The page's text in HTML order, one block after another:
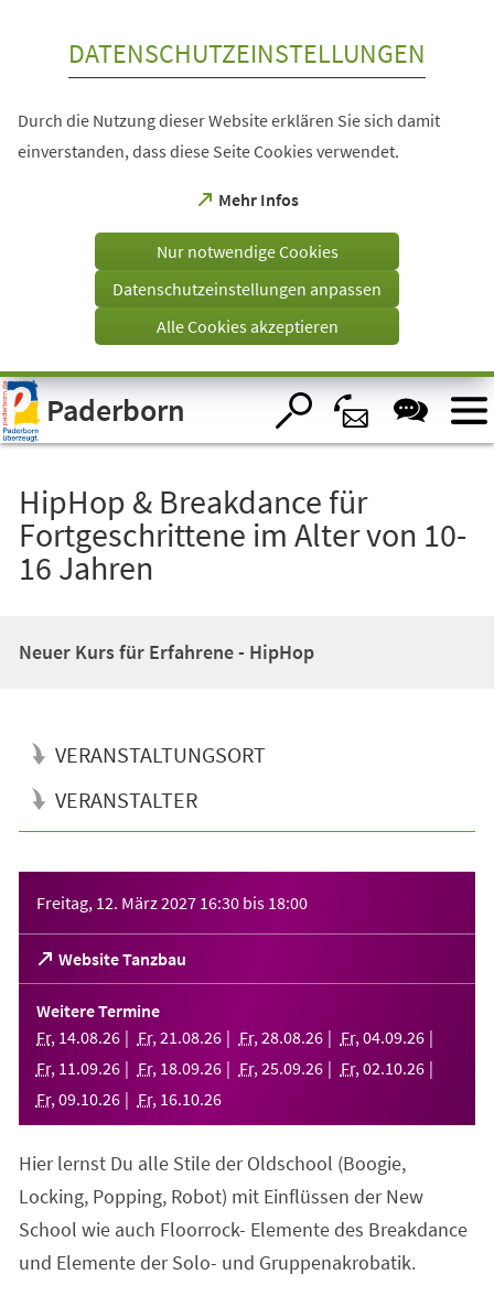
Visuelle
Assistenzsoftware
öffnen.
DATENSCHUTZEINSTELLUNGEN
Durch die Nutzung dieser Website erklären Sie sich damit
einverstanden, dass diese Seite Cookies verwendet.
Mehr Infos
(Öffnet
einem
Tab)
Nur notwendige Cookies
Datenschutzeinstellungen anpassen
Alle Cookies akzeptieren
Paderborn
HipHop & Breakdance für
Fortgeschrittene im Alter von 10-
16 Jahren
Neuer Kurs für Erfahrene - HipHop
VERANSTALTUNGSORT
VERANSTALTER
Freitag, 12. März 2027 16:30 bis 18:00
Website Tanzbau
(Öffnet
in
einem
neuen
Tab)
Weitere Termine
Fr, 14.08.26 Fr, 21 .08.26 Fr, 28.08.26 Fr, 04.09.26
Fr, 11 .09.26 Fr, 18.09.26 Fr, 25.09.26 Fr, 02.10.26
Fr, 09.10.26 Fr, 16.10.26
Hier lernst Du alle Stile der Oldschool (Boogie,
Locking, Popping, Robot) mit Einflüssen der New
School wie auch Floorrock- Elemente des Breakdance
und Elemente der Solo- und Gruppenakrobatik.